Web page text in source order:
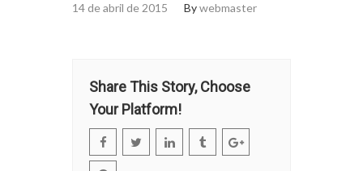
14 de abril de 2015 Bywebmaster
Share This Story, Choose
Your Platform!